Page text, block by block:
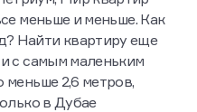
меньше и меньше. Как
Найти квартиру еще
с самым маленьким
меньше 2,6 метров,
в Дубае